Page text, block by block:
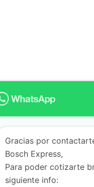
de Servicio a
7 AM - 10 PM, Lunes a
Gracias por
Bosch Express,
Para poder cotizarte
siguiente info: